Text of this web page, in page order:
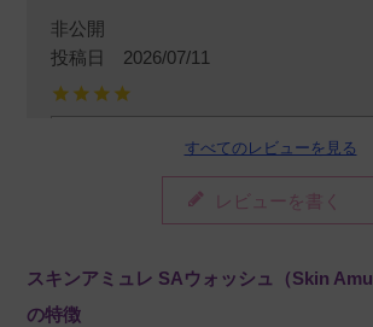
非公開
投稿日
2026/07/11
肌の赤みに良いということで購入し
酸なので刺激で赤くならないか心配
大丈夫でした。
すべてのレビューを見る
レビューを書く
スキンアミュレ SAウォッシュ（Skin
の特徴